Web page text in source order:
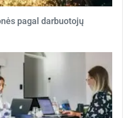
pagal darbuotojų